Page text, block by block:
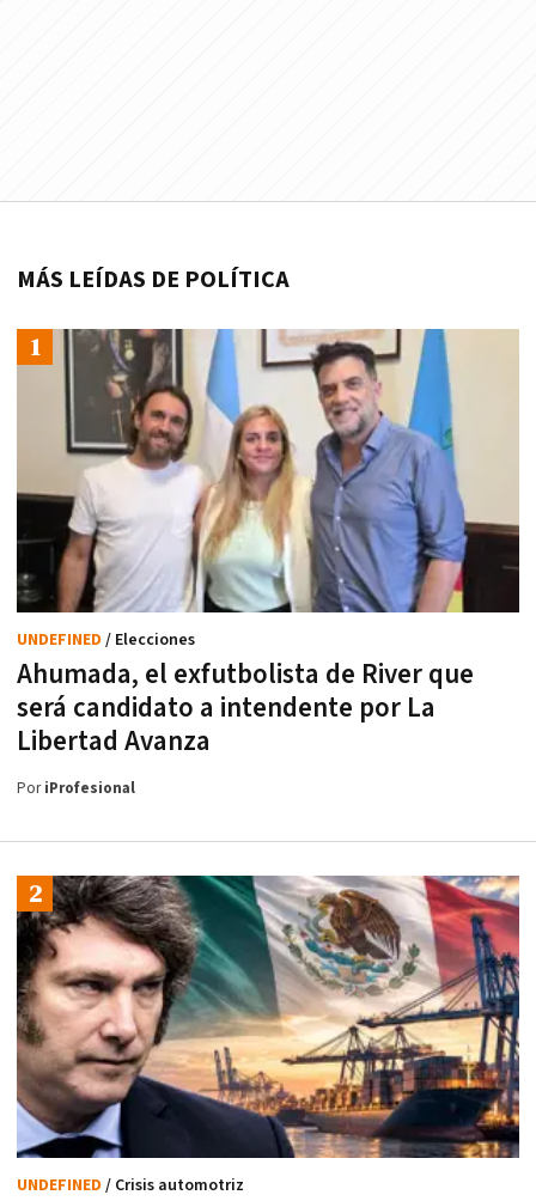
MÁS LEÍDAS DE POLÍTICA
Ahumada, el exfutbolista de River que
será candidato a intendente por La
Libertad Avanza
UNDEFINED / Elecciones
PoriProfesional
UNDEFINED / Crisis automotriz